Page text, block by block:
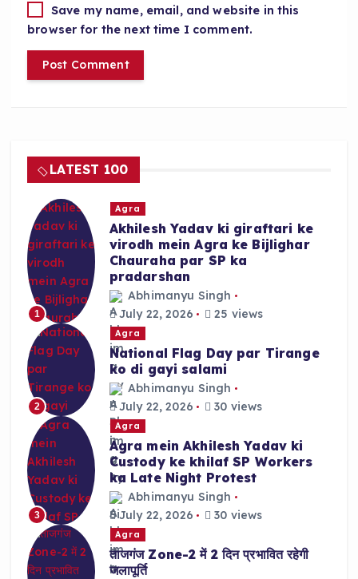
Save my name, email, and website in this
browser for the next time I comment.
LATEST 100
1
Agra
Akhilesh Yadav ki giraftari ke
virodh mein Agra ke Bijlighar
Chauraha par SP ka
pradarshan
Abhimanyu Singh
July 22, 2026
25 views
2
Agra
National Flag Day par Tirange
ko di gayi salami
Abhimanyu Singh
July 22, 2026
30 views
3
Agra
Agra mein Akhilesh Yadav ki
Custody ke khilaf SP Workers
ka Late Night Protest
Abhimanyu Singh
July 22, 2026
30 views
Agra
ताजगंज Zone-2 में 2 दिन प्रभावित रहेगी
जलापूर्ति